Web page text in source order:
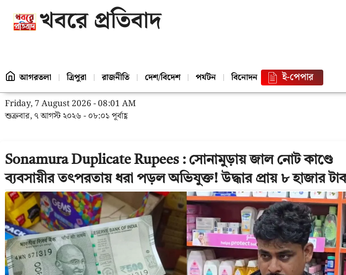
খবরে প্রতিবাদ
আগরতলা ত্রিপুরা রাজনীতি দেশ/বিদেশ পর্যটন বিনোদন ই-পেপার
Friday, 7 August 2026 - 08:01 AM
শুক্রবার, ৭ আগস্ট ২০২৬ - ০৮:০১ পূর্বাহ্ণ
Sonamura Duplicate Rupees : সোনামুড়ায় জাল নোট কাণ্ডে
ব্যবসায়ীর তৎপরতায় ধরা পড়ল অভিযুক্ত! উদ্ধার প্রায় ৮ হাজার